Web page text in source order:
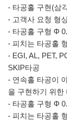
- 타공홀 구현(삼
- 고객사 요청 형
- 타공홀 구형 Φ
- 피치는 타공홀
- EGI, AL, PET,
SKIP타공
- 연속홀 타공이
을 구현하기 위한
- 타공홀 구형 Φ
- 피치는 타공홀